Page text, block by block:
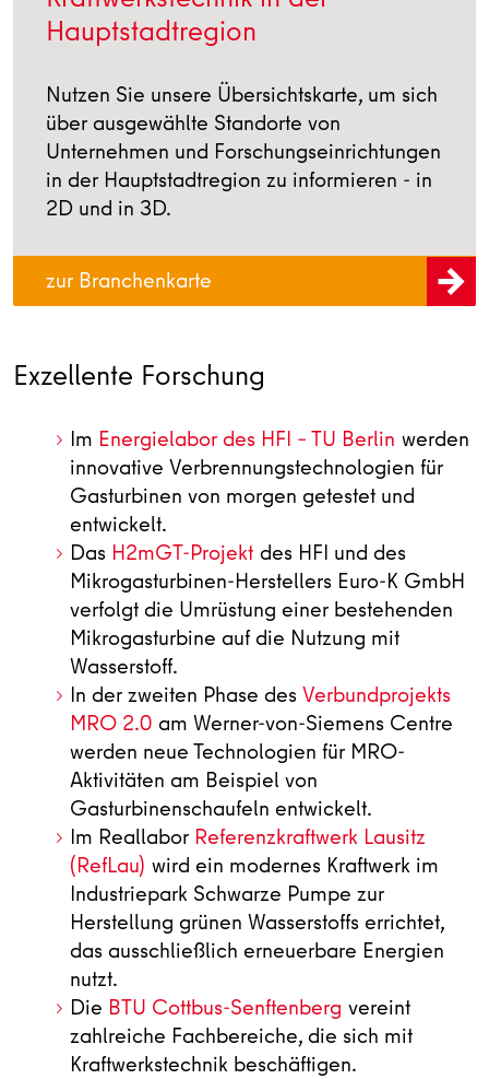
Hauptstadtregion
Nutzen Sie unsere Übersichtskarte, um sich
über ausgewählte Standorte von
Unternehmen und Forschungseinrichtungen
in der Hauptstadtregion zu informieren - in
2D und in 3D.
zur Branchenkarte
Exzellente Forschung
Im Energielabor des HFI – TU Berlin werden
innovative Verbrennungstechnologien für
Gasturbinen von morgen getestet und
entwickelt.
Das H2mGT-Projekt des HFI und des
Mikrogasturbinen-Herstellers Euro-K GmbH
verfolgt die Umrüstung einer bestehenden
Mikrogasturbine auf die Nutzung mit
Wasserstoff.
In der zweiten Phase des Verbundprojekts
MRO 2.0 am Werner-von-Siemens Centre
werden neue Technologien für MRO-
Aktivitäten am Beispiel von
Gasturbinenschaufeln entwickelt.
Im Reallabor Referenzkraftwerk Lausitz
(RefLau) wird ein modernes Kraftwerk im
Industriepark Schwarze Pumpe zur
Herstellung grünen Wasserstoffs errichtet,
das ausschließlich erneuerbare Energien
nutzt.
Die BTU Cottbus-Senftenberg vereint
zahlreiche Fachbereiche, die sich mit
Kraftwerkstechnik beschäftigen.